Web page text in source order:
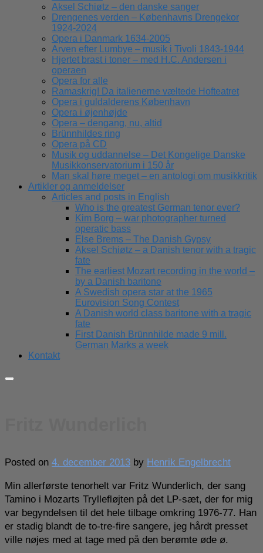
Aksel Schiøtz – den danske sanger
Drengenes verden – Københavns Drengekor
1924-2024
Opera i Danmark 1634-2005
Arven efter Lumbye – musik i Tivoli 1843-1944
Hjertet brast i toner – med H.C. Andersen i
operaen
Opera for alle
Ramaskrig! Da italienerne væltede Hofteatret
Opera i guldalderens København
Opera i øjenhøjde
Opera – dengang, nu, altid
Brünnhildes ring
Opera på CD
Musik og uddannelse – Det Kongelige Danske
Musikkonservatorium i 150 år
Man skal høre meget – en antologi om musikkritik
Artikler og anmeldelser
Articles and posts in English
Who is the greatest German tenor ever?
Kim Borg – war photographer turned
operatic bass
Else Brems – The Danish Gypsy
Aksel Schiøtz – a Danish tenor with a tragic
fate
The earliest Mozart recording in the world –
by a Danish baritone
A Swedish opera star at the 1965
Eurovision Song Contest
A Danish world class baritone with a tragic
fate
First Danish Brünnhilde made 9 mill.
German Marks a week
Kontakt
Posted on 4. december 2013 by Henrik Engelbrecht
Min allerførste tenorhelt var Fritz Wunderlich, der sang
Tamino i Mozarts Tryllefløjten på det LP-sæt, der for mig
var begyndelsen til det hele tilbage omkring 1976-77. Han
er stadig blandt de to-tre-fire sangere, jeg hårdt presset
ville nøjes med at tage med på den berømte øde ø.